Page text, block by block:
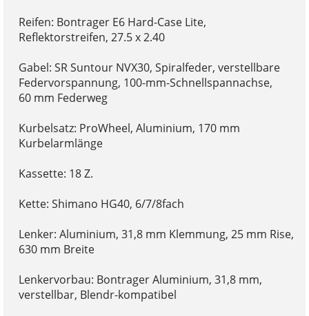
Reifen: Bontrager E6 Hard-Case Lite,
Reflektorstreifen, 27.5 x 2.40
Gabel: SR Suntour NVX30, Spiralfeder, verstellbare
Federvorspannung, 100-mm-Schnellspannachse,
60 mm Federweg
Kurbelsatz: ProWheel, Aluminium, 170 mm
Kurbelarmlänge
Kassette: 18 Z.
Kette: Shimano HG40, 6/7/8fach
Lenker: Aluminium, 31,8 mm Klemmung, 25 mm Rise,
630 mm Breite
Lenkervorbau: Bontrager Aluminium, 31,8 mm,
verstellbar, Blendr-kompatibel